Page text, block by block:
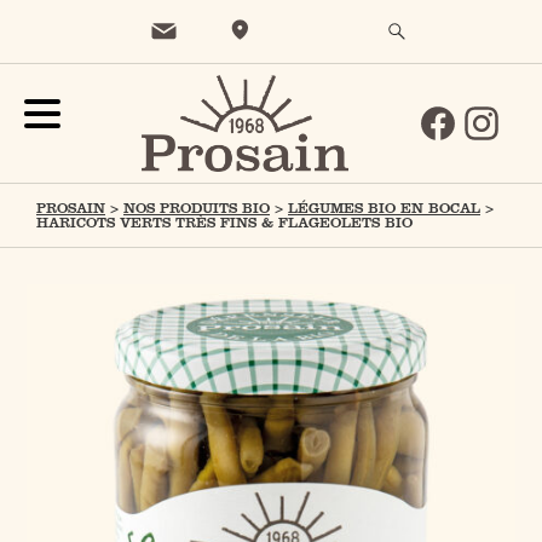
PROSAIN > NOS PRODUITS BIO > LÉGUMES BIO EN BOCAL >
HARICOTS VERTS TRÈS FINS & FLAGEOLETS BIO